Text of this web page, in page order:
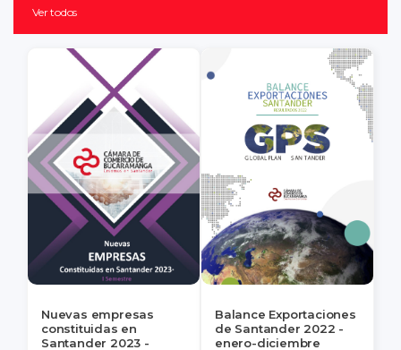
Ver todos
Nuevas empresas
constituidas en
Santander 2023 -
Balance Exportaciones
de Santander 2022 -
enero-diciembre